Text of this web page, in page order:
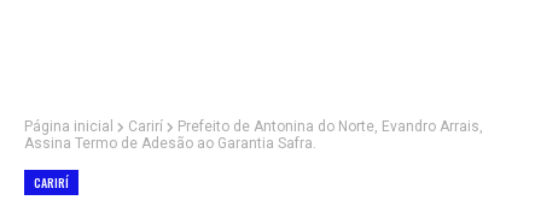
Página inicial Carirí
Prefeito de Antonina do Norte, Evandro Arrais,
Assina Termo de Adesão ao Garantia Safra.
CARIRÍ